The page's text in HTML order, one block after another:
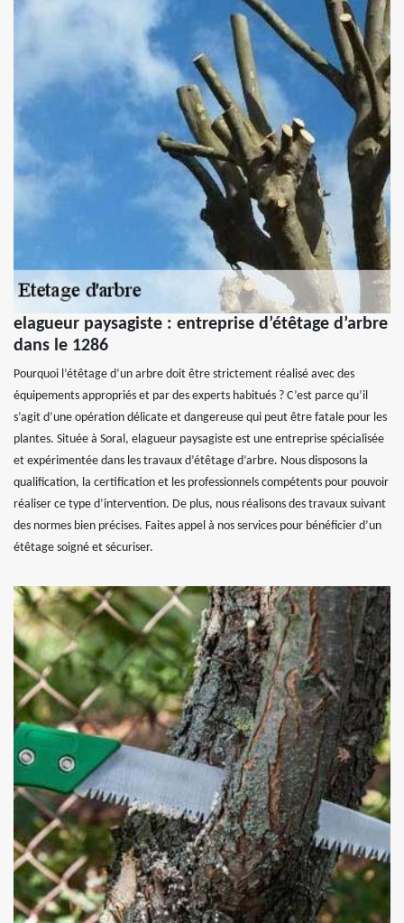
elagueur paysagiste : entreprise d’étêtage d’arbre
dans le 1286
Pourquoi l’étêtage d’un arbre doit être strictement réalisé avec des
équipements appropriés et par des experts habitués ? C’est parce qu’il
s’agit d’une opération délicate et dangereuse qui peut être fatale pour les
plantes. Située à Soral, elagueur paysagiste est une entreprise spécialisée
et expérimentée dans les travaux d’étêtage d’arbre. Nous disposons la
qualification, la certification et les professionnels compétents pour pouvoir
réaliser ce type d’intervention. De plus, nous réalisons des travaux suivant
des normes bien précises. Faites appel à nos services pour bénéficier d’un
étêtage soigné et sécuriser.